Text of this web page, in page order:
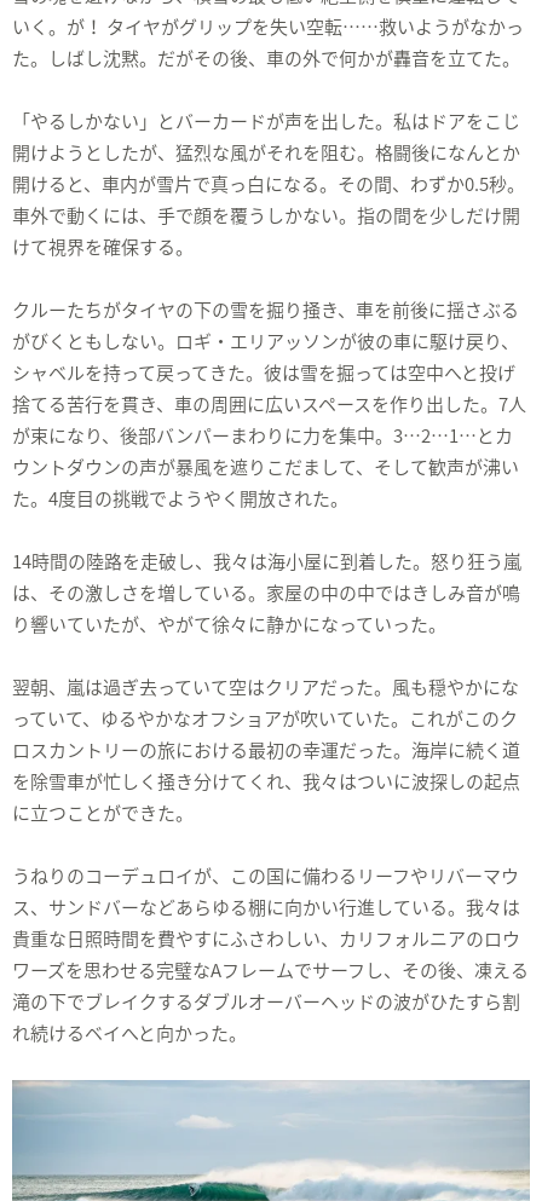
いく。が！ タイヤがグリップを失い空転……救いようがなかっ
た。しばし沈黙。だがその後、車の外で何かが轟音を立てた。
「やるしかない」とバーカードが声を出した。私はドアをこじ
開けようとしたが、猛烈な風がそれを阻む。格闘後になんとか
開けると、車内が雪片で真っ白になる。その間、わずか0.5秒。
車外で動くには、手で顔を覆うしかない。指の間を少しだけ開
けて視界を確保する。
クルーたちがタイヤの下の雪を掘り掻き、車を前後に揺さぶる
がびくともしない。ロギ・エリアッソンが彼の車に駆け戻り、
シャベルを持って戻ってきた。彼は雪を掘っては空中へと投げ
捨てる苦行を貫き、車の周囲に広いスペースを作り出した。7人
が束になり、後部バンパーまわりに力を集中。3…2…1…とカ
ウントダウンの声が暴風を遮りこだまして、そして歓声が沸い
た。4度目の挑戦でようやく開放された。
14時間の陸路を走破し、我々は海小屋に到着した。怒り狂う嵐
は、その激しさを増している。家屋の中の中ではきしみ音が鳴
り響いていたが、やがて徐々に静かになっていった。
翌朝、嵐は過ぎ去っていて空はクリアだった。風も穏やかにな
っていて、ゆるやかなオフショアが吹いていた。これがこのク
ロスカントリーの旅における最初の幸運だった。海岸に続く道
を除雪車が忙しく掻き分けてくれ、我々はついに波探しの起点
に立つことができた。
うねりのコーデュロイが、この国に備わるリーフやリバーマウ
ス、サンドバーなどあらゆる棚に向かい行進している。我々は
貴重な日照時間を費やすにふさわしい、カリフォルニアのロウ
ワーズを思わせる完璧なAフレームでサーフし、その後、凍える
滝の下でブレイクするダブルオーバーヘッドの波がひたすら割
れ続けるベイへと向かった。